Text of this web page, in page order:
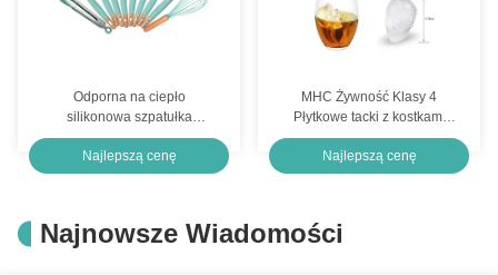
Odporna na ciepło
silikonowa szpatułka
Przybory kuchenne
Kitchenaid Przyjazne dla
środowiska 10 sztuk
Najlepszą cenę
MHC Żywność Klasy 4
Płytkowe tacki z kostkami
lodowymi Silikonowe tacki z
kostkami lodowymi Formę
elastyczny zamrażarz
Najlepszą cenę
Najnowsze Wiadomości